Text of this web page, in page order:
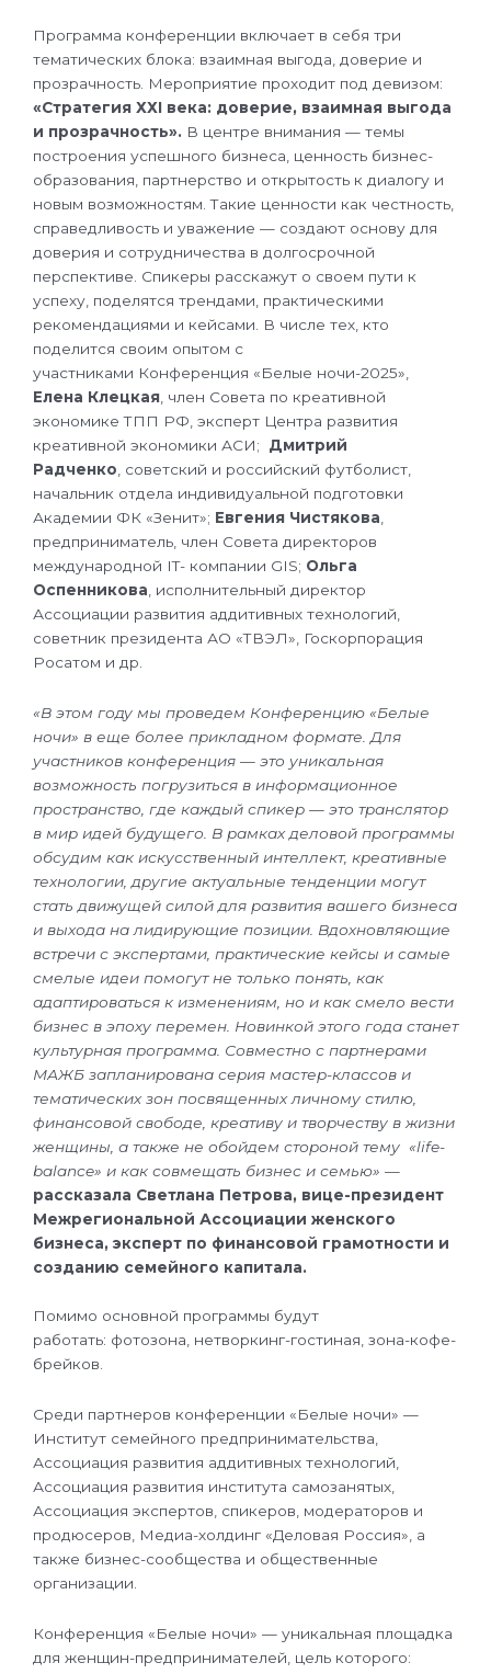
k
i
Программа конференции включает в себя три
тематических блока: взаимная выгода, доверие и
прозрачность. Мероприятие проходит под девизом:
«Стратегия ХХI века: доверие, взаимная выгода
и прозрачность». В центре внимания — темы
построения успешного бизнеса, ценность бизнес-
образования, партнерство и открытость к диалогу и
новым возможностям. Такие ценности как честность,
справедливость и уважение — создают основу для
доверия и сотрудничества в долгосрочной
перспективе. Спикеры расскажут о своем пути к
успеху, поделятся трендами, практическими
рекомендациями и кейсами. В числе тех, кто
поделится своим опытом с
участниками Конференция «Белые ночи-2025»,
Елена Клецкая , член Совета по креативной
экономике ТПП РФ, эксперт Центра развития
креативной экономики АСИ; Дмитрий
Радченко , советский и российский футболист,
начальник отдела индивидуальной подготовки
Академии ФК «Зенит»; Евгения Чистякова
предприниматель, член Совета директоров
международной IT- компании GIS; Ольга
Оспенникова , исполнительный директор
Ассоциации развития аддитивных технологий,
советник президента АО «ТВЭЛ», Госкорпорация
Росатом и др.
«В этом году мы проведем Конференцию «Белые
ночи» в еще более прикладном формате. Для
участников конференция — это уникальная
возможность погрузиться в информационное
пространство, где каждый спикер — это транслятор
в мир идей будущего. В рамках деловой программы
обсудим как искусственный интеллект, креативные
технологии, другие актуальные тенденции могут
стать движущей силой для развития вашего бизнеса
и выхода на лидирующие позиции. Вдохновляющие
встречи с экспертами, практические кейсы и самые
смелые идеи помогут не только понять, как
адаптироваться к изменениям, но и как смело вести
бизнес в эпоху перемен. Новинкой этого года станет
культурная программа. Совместно с партнерами
МАЖБ запланирована серия мастер-классов и
тематических зон посвященных личному стилю,
финансовой свободе, креативу и творчеству в жизни
женщины, а также не обойдем стороной тему «life-
balance» и как совмещать бизнес и семью» —
рассказала Светлана Петрова, вице-президент
Межрегиональной Ассоциации женского
бизнеса, эксперт по финансовой грамотности и
созданию семейного капитала.
Помимо основной программы будут
работать: фотозона, нетворкинг-гостиная, зона-кофе-
брейков.
Среди партнеров конференции «Белые ночи» —
Институт семейного предпринимательства,
Ассоциация развития аддитивных технологий,
Ассоциация развития института самозанятых,
Ассоциация экспертов, спикеров, модераторов и
продюсеров, Медиа-холдинг «Деловая Россия», а
также бизнес-сообщества и общественные
организации.
Конференция «Белые ночи» — уникальная площадка
для женщин-предпринимателей, цель которого: